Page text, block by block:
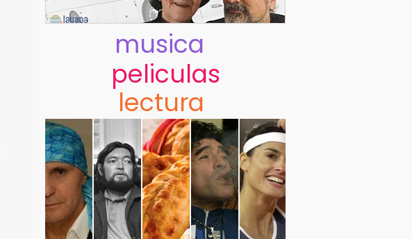
musica
peliculas
lectura